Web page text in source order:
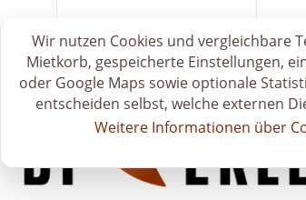
t
a
r
e
Wir nutzen Cookies und vergleichbare
Mietkorb, gespeicherte Einstellungen,
oder Google Maps sowie optionale
entscheiden selbst, welche externen
Weitere Informationen über